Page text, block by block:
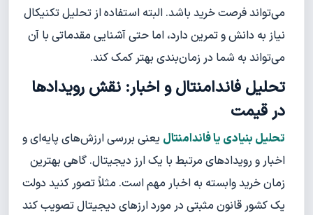
می‌تواند فرصت خرید باشد. البته استفاده از تحلیل تکنیکال
نیاز به دانش و تمرین دارد، اما حتی آشنایی مقدماتی با آن
می‌تواند به شما در زمان‌بندی بهتر کمک کند.
تحلیل فاندامنتال و اخبار: نقش رویدادها
در قیمت
تحلیل بنیادی یا فاندامنتال یعنی بررسی ارزش‌های پایه‌ای و
اخبار و رویدادهای مرتبط با یک ارز دیجیتال. گاهی بهترین
زمان خرید وابسته به اخبار مهم است. مثلاً تصور کنید دولت
یک کشور قانون مثبتی در مورد ارزهای دیجیتال تصویب کند